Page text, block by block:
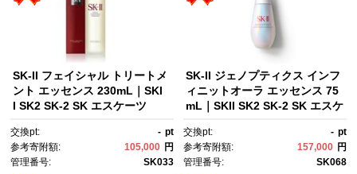
SK-II フェイシャル トリートメ
ント エッセンス 230mL｜SKI
I SK2 SK-2 SK エスケーツ
ラ スキンケア 化粧品 ｺｽﾒ フェ
イシャルトリートメントエッセ
ンス フェイシャルトリートメ
交換pt: - pt
参考寄附額:
105,000 円
管理番号:
SK033
SK-II ジェノプティクス インフ
ィニットオーラ エッセンス 75
mL｜SKII SK2 SK-2 SK エスケ
テラ スキンケア 化粧品 コス
メ エッセンス ジェノプ 美容
液 美白 美白美容液 ホワイトニ
交換pt: - pt
参考寄附額:
157,000 円
管理番号:
SK068